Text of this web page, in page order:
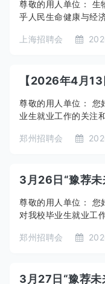
尊敬的用人单位： 生
乎人民生命健康与经
上海招聘会
尊敬的用人单位： 您
业生就业工作的关注
郑州招聘会
尊敬的用人单位： 您
对我校毕业生就业工
郑州招聘会